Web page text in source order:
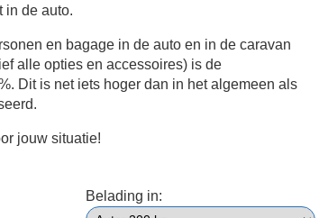
in de auto.
en bagage in de auto en in de caravan
alle opties en accessoires) is de
Dit is net iets hoger dan in het algemeen als
jouw situatie!
Belading in: